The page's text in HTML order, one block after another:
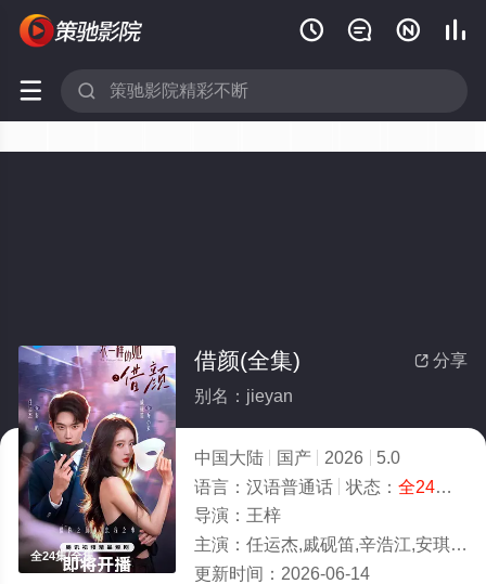
   
 
全24集/全集
 分享
借颜(全集)
别名：jieyan
中国大陆 国产 2026
5.0
语言： 汉语普通话 状态： 全24集
导演： 王梓
主演： 任运杰,戚砚笛,辛浩江,安琪儿,柳琦,王曜,魏子翔,刘超,Chao,Liu
更新时间： 2026-06-14